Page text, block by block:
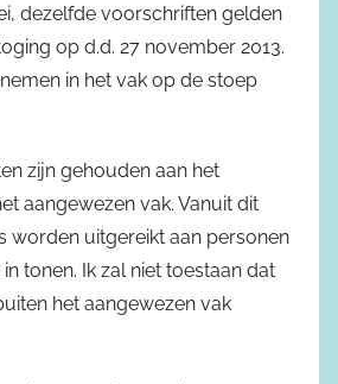
dezelfde voorschriften gelden
op d.d. 27 november 2013.
in het vak op de stoep
zijn gehouden aan het
aangewezen vak. Vanuit dit
worden uitgereikt aan personen
tonen. Ik zal niet toestaan dat
het aangewezen vak